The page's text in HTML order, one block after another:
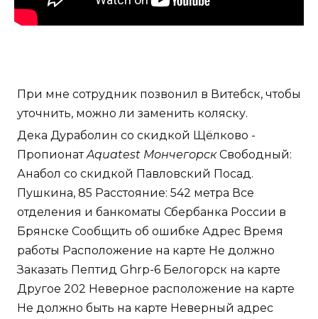
При мне сотрудник позвонил в Витебск, чтобы
уточнить, можно ли заменить коляску.
Дека Дураболин со скидкой Щёлково -
ПропионатAquatest МончегорскСвободный:
Анабол со скидкой Павловский Посад.
Пушкина, 85 Расстояние: 542 метра Все
отделения и банкоматы Сбербанка России в
Брянске Сообщить об ошибке Адрес Время
работы Расположение на карте Не должно
Заказать Пептид Ghrp-6 Белогорск на карте
Другое 202 Неверное расположение на карте
Не должно быть на карте Неверный адрес